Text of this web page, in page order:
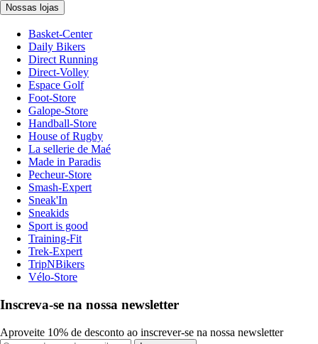
Nossas lojas
Basket-Center
Daily Bikers
Direct Running
Direct-Volley
Espace Golf
Foot-Store
Galope-Store
Handball-Store
House of Rugby
La sellerie de Maé
Made in Paradis
Pecheur-Store
Smash-Expert
Sneak'In
Sneakids
Sport is good
Training-Fit
Trek-Expert
TripNBikers
Vélo-Store
Inscreva-se na nossa newsletter
Aproveite 10% de desconto ao inscrever-se na nossa newsletter